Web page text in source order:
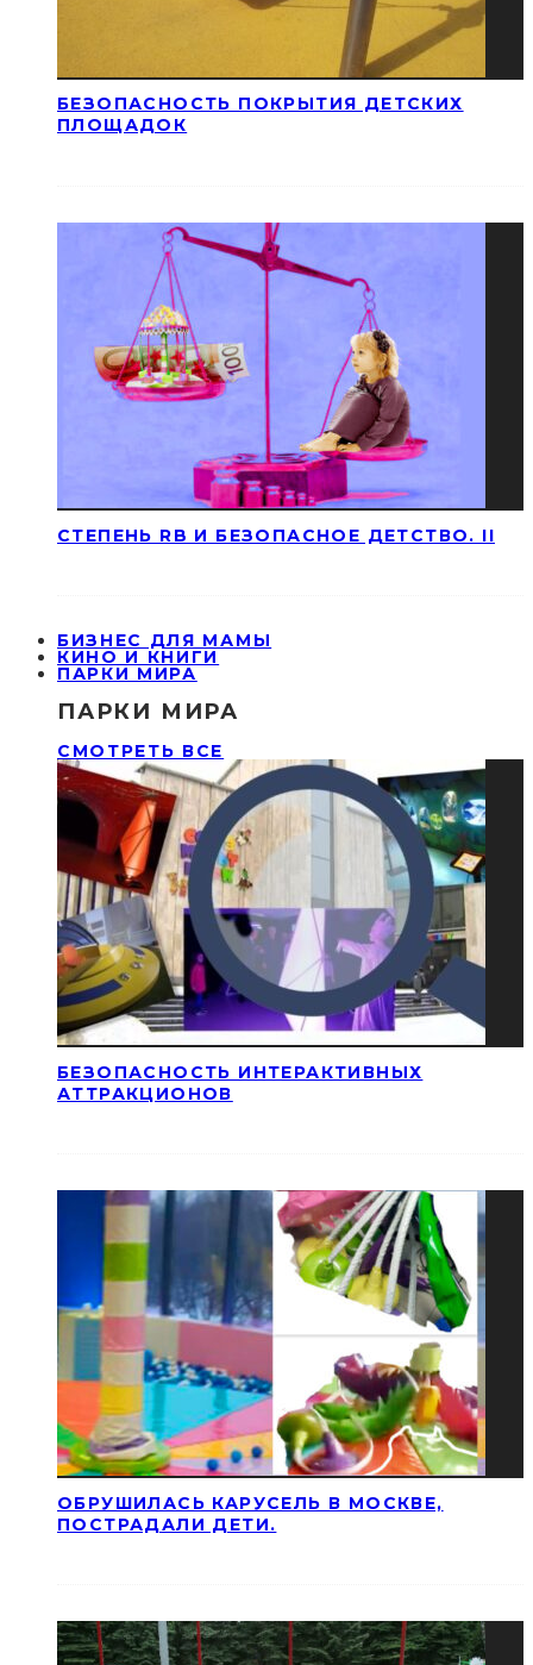
БЕЗОПАСНОСТЬ ПОКРЫТИЯ ДЕТСКИХ
ПЛОЩАДОК
СТЕПЕНЬ RB И БЕЗОПАСНОЕ ДЕТСТВО. II
БИЗНЕС ДЛЯ МАМЫ
КИНО И КНИГИ
ПАРКИ МИРА
ПАРКИ МИРА
СМОТРЕТЬ ВСЕ
БЕЗОПАСНОСТЬ ИНТЕРАКТИВНЫХ
АТТРАКЦИОНОВ
ОБРУШИЛАСЬ КАРУСЕЛЬ В МОСКВЕ,
ПОСТРАДАЛИ ДЕТИ.